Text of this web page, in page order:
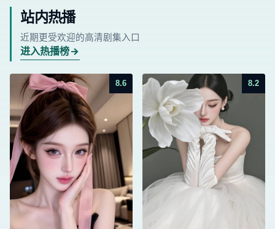
站内热播
近期更受欢迎的高清剧集入口
进入热播榜
8.6 8.2